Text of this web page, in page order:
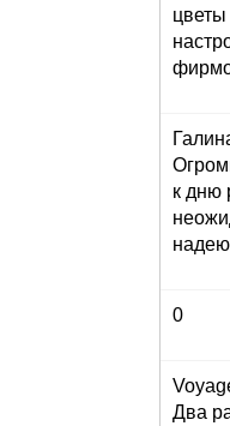
к дню
0
Два